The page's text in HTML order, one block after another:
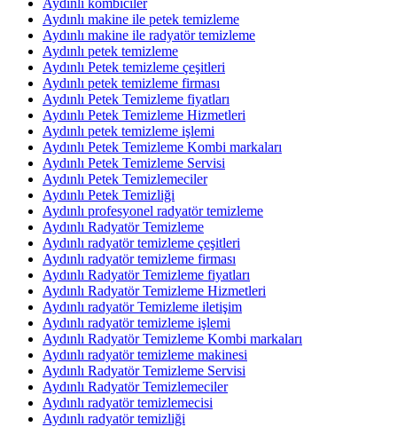
Aydınlı makine ile petek temizleme
Aydınlı makine ile radyatör temizleme
Aydınlı petek temizleme
Aydınlı Petek temizleme çeşitleri
Aydınlı petek temizleme firması
Aydınlı Petek Temizleme fiyatları
Aydınlı Petek Temizleme Hizmetleri
Aydınlı petek temizleme işlemi
Aydınlı Petek Temizleme Kombi markaları
Aydınlı Petek Temizleme Servisi
Aydınlı Petek Temizlemeciler
Aydınlı Petek Temizliği
Aydınlı profesyonel radyatör temizleme
Aydınlı Radyatör Temizleme
Aydınlı radyatör temizleme çeşitleri
Aydınlı radyatör temizleme firması
Aydınlı Radyatör Temizleme fiyatları
Aydınlı Radyatör Temizleme Hizmetleri
Aydınlı radyatör Temizleme iletişim
Aydınlı radyatör temizleme işlemi
Aydınlı Radyatör Temizleme Kombi markaları
Aydınlı radyatör temizleme makinesi
Aydınlı Radyatör Temizleme Servisi
Aydınlı Radyatör Temizlemeciler
Aydınlı radyatör temizlemecisi
Aydınlı radyatör temizliği